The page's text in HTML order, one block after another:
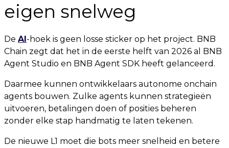
eigen snelweg
De AI-hoek is geen losse sticker op het project. BNB
Chain zegt dat het in de eerste helft van 2026 al BNB
Agent Studio en BNB Agent SDK heeft gelanceerd.
Daarmee kunnen ontwikkelaars autonome onchain
agents bouwen. Zulke agents kunnen strategieën
uitvoeren, betalingen doen of posities beheren
zonder elke stap handmatig te laten tekenen.
De nieuwe L1 moet die bots meer snelheid en betere